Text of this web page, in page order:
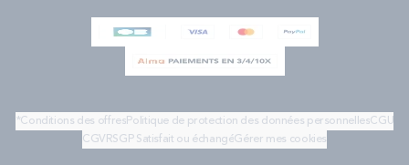
*Conditions des offresPolitique de protection des données personnellesCGU
CGV RSGP Satisfait ou échangéGérer mes cookies